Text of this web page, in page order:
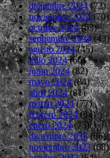
diciembre 2024(72)
noviembre 2024(70)
octubre 2024(63)
septiembre 2024(43)
agosto 2024(45)
julio 2024(66)
junio 2024(82)
mayo 2024(84)
abril 2024(81)
marzo 2024(77)
febrero 2024(84)
enero 2024(75)
diciembre 2023(66)
noviembre 2023(68)